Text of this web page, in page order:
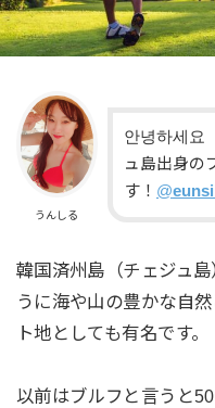
うんしる
안녕하세요
ュ島出身の
す！ @
韓国済州島（チェジュ
うに海や山の豊かな自
ト地としても有名です。
以前はブルフと言うと